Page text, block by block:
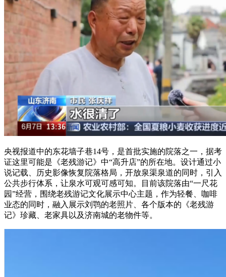
央视报道中的东花墙子巷14号，是首批实施的院落之一，据考
证这里可能是《老残游记》中“高升店”的所在地。设计通过小
说记载、历史影像恢复院落格局，开放泉渠泉道的同时，引入
公共步行体系，让泉水可观可感可知。目前该院落由“一尺花
园”经营，围绕老残游记文化展示中心主题，作为轻餐、咖啡
业态的同时，融入展示刘鹗的老照片、各个版本的《老残游
记》珍藏、老家具以及济南城的老物件等。